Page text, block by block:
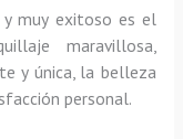
muy exitoso es el
maravillosa,
y única, la belleza
personal.